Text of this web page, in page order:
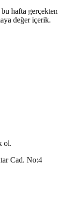
hafta gerçekten
değer içerik.
ol.
Cad. No:4